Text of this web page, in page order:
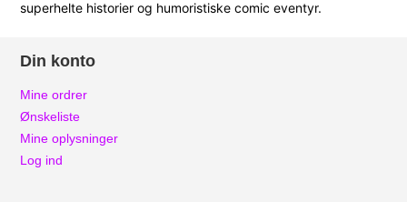
superhelte historier og humoristiske comic eventyr.
Din konto
Mine ordrer
Ønskeliste
Mine oplysninger
Log ind